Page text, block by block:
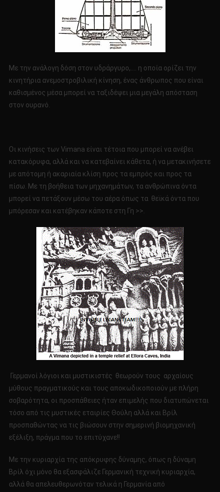
Με την ανάλογη δόση στον υδράργυρο,…. η οποία ορίζει την
κινητήρια ανεμοστροβιλική κίνηση, ένας άνθρωπος που είναι
καθισμένος μέσα μπορεί να ταξιδέψει μια μεγάλη απόσταση
στον ουρανό.
Οι κινήσεις των Vimana είναι τέτοια που μπορεί να ανέβει
κατακόρυφα, αλλά και να κατεβαίνει κάθετα, ή να μετακινήσετε
με απότομη ή ακαριαία κλίση προς τα εμπρός και προς τα
πίσω. Με τη βοήθεια των μηχανημάτων, τα ανθρώπινα όντα
μπορεί να πετάξουν μέσω του αέρα όπως τα θεϊκά όντα που
μπόρεσαν και κατέβηκαν κάποτε στη Γη >>.
Γερμανοί λόγιοι και μυστικιστές θεωρούν τους αρχαίους
μύθους πραγματικούς και τους αποκωδικοποιούν με πλήρη
σοβαρότητα, οι προσπάθειες ήταν επιμελής που διατυπώνεται
τόσο από τις μυστικές εταιρίες Θούλη αλλά και Βρίλ
προσπαθώντας να τις βιώσουν στην σημερινή βιομηχανική
εξέλιξη, πράγμα που το επιτύχανε!!
Με την κυριαρχία της απόκρυφης δύναμης, όπως η δύναμη
Βρίλ όχι μόνο θα εξασφάλιζε Γερμανική τεχνική κυριαρχία,
αλλά θα απελευθερωνόταν τελικά η Γερμανία από